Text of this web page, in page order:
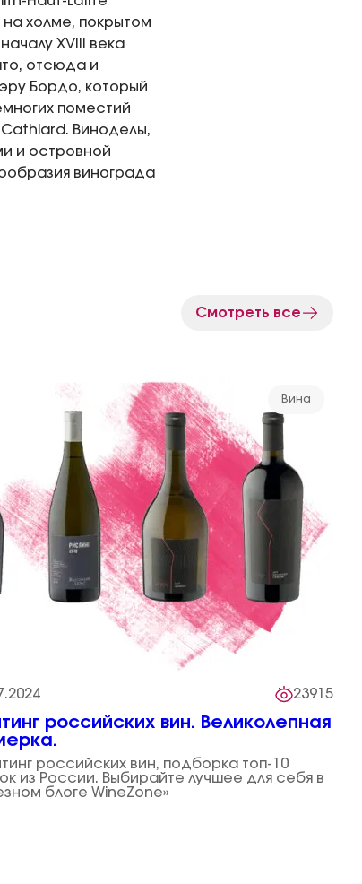
на холме, покрытом
XVIII века
отсюда и
Бордо, который
поместий
Виноделы,
и островной
винограда
Смотреть все
Вина
23915
российских вин. Великолепная
российских вин, подборка топ-10
из России. Выбирайте лучшее для себя в
блоге WineZone»